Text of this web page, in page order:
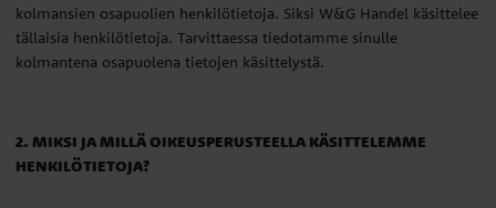
kolmansien osapuolien henkilötietoja. Siksi W&G Handel käsittelee
tällaisia henkilötietoja. Tarvittaessa tiedotamme sinulle
kolmantena osapuolena tietojen käsittelystä.
2. MIKSI JA MILLÄ OIKEUSPERUSTEELLA KÄSITTELEMME
HENKILÖTIETOJA?